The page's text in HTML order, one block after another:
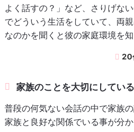
よく話すの？」など、さりげな
でどういう生活をしていて、両
なのかを聞くと彼の家庭環境を知
20
家族のことを大切にしてい
普段の何気ない会話の中で家族
家族と良好な関係でいる事が分か